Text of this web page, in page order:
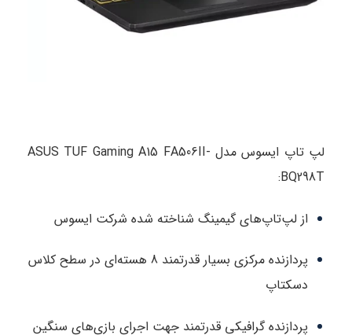
لپ تاپ ایسوس مدل ASUS TUF Gaming A15 FA506II-
BQ298T:
از لپ‌تاپ‌های گیمینگ شناخته شده شرکت ایسوس
پردازنده مرکزی بسیار قدرتمند 8 هسته‌ای در سطح کلاس
دسکتاپ
پردازنده گرافیکی قدرتمند جهت اجرای بازی‌های سنگین